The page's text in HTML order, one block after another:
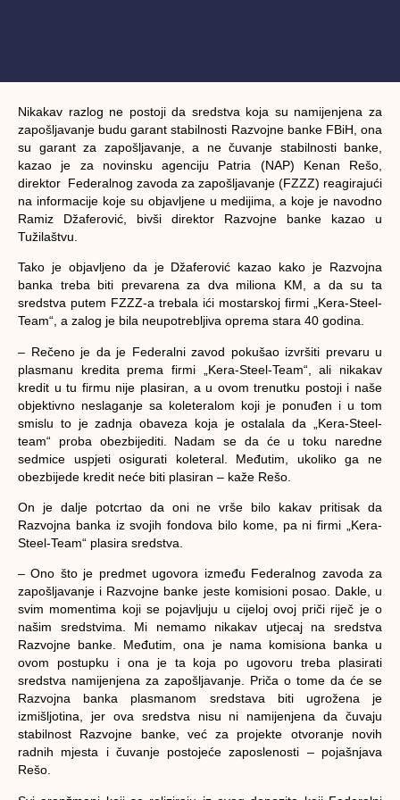
Nikakav razlog ne postoji da sredstva koja su namijenjena za
zapošljavanje budu garant stabilnosti Razvojne banke FBiH, ona
su garant za zapošljavanje, a ne čuvanje stabilnosti banke,
kazao je za novinsku agenciju Patria (NAP) Kenan Rešo,
direktor Federalnog zavoda za zapošljavanje (FZZZ) reagirajući
na informacije koje su objavljene u medijima, a koje je navodno
Ramiz Džaferović, bivši direktor Razvojne banke kazao u
Tužilaštvu.
Tako je objavljeno da je Džaferović kazao kako je Razvojna
banka treba biti prevarena za dva miliona KM, a da su ta
sredstva putem FZZZ-a trebala ići mostarskoj firmi „Kera-Steel-
Team“, a zalog je bila neupotrebljiva oprema stara 40 godina.
– Rečeno je da je Federalni zavod pokušao izvršiti prevaru u
plasmanu kredita prema firmi „Kera-Steel-Team“, ali nikakav
kredit u tu firmu nije plasiran, a u ovom trenutku postoji i naše
objektivno neslaganje sa koleteralom koji je ponuđen i u tom
smislu to je zadnja obaveza koja je ostalala da „Kera-Steel-
team“ proba obezbijediti. Nadam se da će u toku naredne
sedmice uspjeti osigurati koleteral. Međutim, ukoliko ga ne
obezbijede kredit neće biti plasiran – kaže Rešo.
On je dalje potcrtao da oni ne vrše bilo kakav pritisak da
Razvojna banka iz svojih fondova bilo kome, pa ni firmi „Kera-
Steel-Team“ plasira sredstva.
– Ono što je predmet ugovora između Federalnog zavoda za
zapošljavanje i Razvojne banke jeste komisioni posao. Dakle, u
svim momentima koji se pojavljuju u cijeloj ovoj priči riječ je o
našim sredstvima. Mi nemamo nikakav utjecaj na sredstva
Razvojne banke. Međutim, ona je nama komisiona banka u
ovom postupku i ona je ta koja po ugovoru treba plasirati
sredstva namijenjena za zapošljavanje. Priča o tome da će se
Razvojna banka plasmanom sredstava biti ugrožena je
izmišljotina, jer ova sredstva nisu ni namijenjena da čuvaju
stabilnost Razvojne banke, već za projekte otvoranje novih
radnih mjesta i čuvanje postojeće zaposlenosti – pojašnjava
Rešo.